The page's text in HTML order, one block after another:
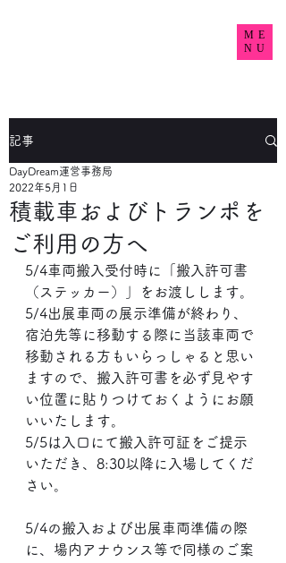
ME
NU
記事
積載車およびトランポを
ご利用の方へ
DayDream運営事務局
2022年5月1日
5/4車両搬入受付時に「搬入許可書
（ステッカー）」をお渡しします。
5/4出展車両の展示準備が終わり、
宿泊先等に移動する際に当該車両で
移動される方もいらっしゃると思い
ますので、搬入許可書を必ず見やす
い位置に貼りつけておくようにお願
いいたします。
5/5は入口にて搬入許可証をご提示
いただき、8:30以降に入場してくだ
さい。
5/4の搬入および出展車両準備の際
に、場内アナウンス等で同様のご案